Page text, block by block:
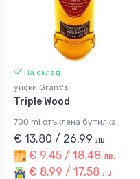
На склад
уиски Grant's
Triple Wood
700 ml стъклена бутилка
€ 13.80 / 26.99 лв.
€ 9.45 / 18.48 лв.
€ 8.99 / 17.58 лв.